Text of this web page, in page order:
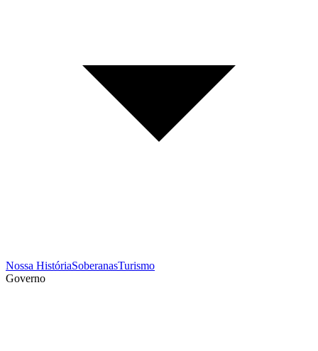
Nossa HistóriaSoberanasTurismo
Governo